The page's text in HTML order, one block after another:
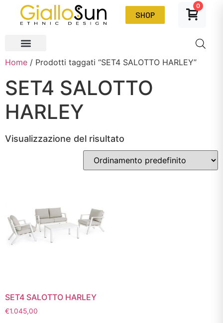
SHOP
0
Home / Prodotti taggati “SET4 SALOTTO HARLEY”
SET4 SALOTTO
HARLEY
Visualizzazione del risultato
SET4 SALOTTO HARLEY
€1.045,00